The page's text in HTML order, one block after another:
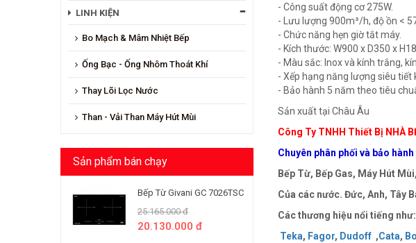
LINH KIỆN
Bo Mạch & Mâm Nhiệt Bếp
Ống Bạc - Ống Nhôm Thoát Khí
Thay Lõi Lọc Nước
Than - Vải Than Máy Hút Mùi
Sản phẩm bán chạy
Bếp Từ Givani GC 7026TSC
25.165.000 đ
20.130.000 đ
- Công suất động cơ 275W.
- Lưu lượng 900m³/h, độ ồn <
- Chức năng hẹn giờ tắt máy.
- Kích thước: W900 x D350 x
- Màu sắc: Inox và kính trắng,
- Xếp hạng năng lượng siêu tiết
- Bảo hành 5 năm theo tiêu
Sản xuất tại Châu Âu
Công Ty TNHH Thiết Bị NHÀ
Chuyên phân phối và bảo
Bếp Từ, Bếp Gas, Máy Hút
Của các nước. Đức, Anh, Tây
Các thương hiệu nổi tiếng như:
Teka, Fagor, Dudoff ,Cata,